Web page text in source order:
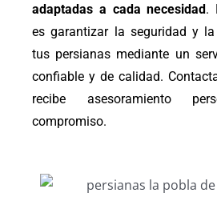
adaptadas a cada necesidad.
es garantizar la seguridad y
tus persianas mediante un
confiable y de calidad.
recibe asesoramiento
compromiso.